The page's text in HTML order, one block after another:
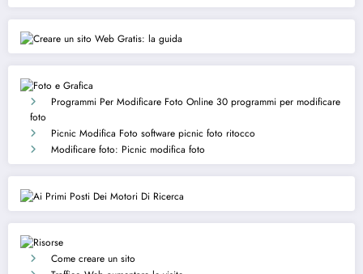
Programmi Per Modificare Foto Online 30 programmi per modificare
foto
Picnic Modifica Foto software picnic foto ritocco
Modificare foto: Picnic modifica foto
Come creare un sito